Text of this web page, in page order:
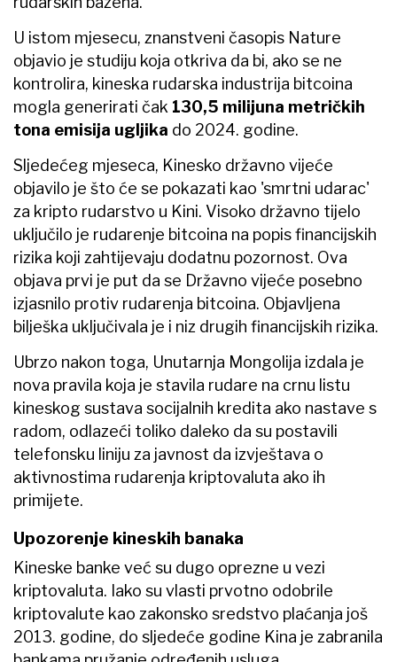
U istom mjesecu, znanstveni časopis Nature
objavio je studiju koja otkriva da bi, ako se ne
kontrolira, kineska rudarska industrija bitcoina
mogla generirati čak 130,5 milijuna metričkih
tona emisija ugljika do 2024. godine.
Sljedećeg mjeseca, Kinesko državno vijeće
objavilo je što će se pokazati kao 'smrtni udarac'
za kripto rudarstvo u Kini. Visoko državno tijelo
uključilo je rudarenje bitcoina na popis financijskih
rizika koji zahtijevaju dodatnu pozornost. Ova
objava prvi je put da se Državno vijeće posebno
izjasnilo protiv rudarenja bitcoina. Objavljena
bilješka uključivala je i niz drugih financijskih rizika.
Ubrzo nakon toga, Unutarnja Mongolija izdala je
nova pravila koja je stavila rudare na crnu listu
kineskog sustava socijalnih kredita ako nastave s
radom, odlazeći toliko daleko da su postavili
telefonsku liniju za javnost da izvještava o
aktivnostima rudarenja kriptovaluta ako ih
primijete.
Upozorenje kineskih banaka
Kineske banke već su dugo oprezne u vezi
kriptovaluta. Iako su vlasti prvotno odobrile
kriptovalute kao zakonsko sredstvo plaćanja još
2013. godine, do sljedeće godine Kina je zabranila